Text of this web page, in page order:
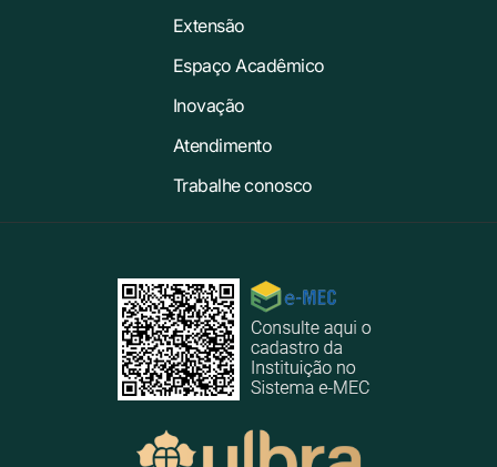
Extensão
Espaço Acadêmico
Inovação
Atendimento
Trabalhe conosco